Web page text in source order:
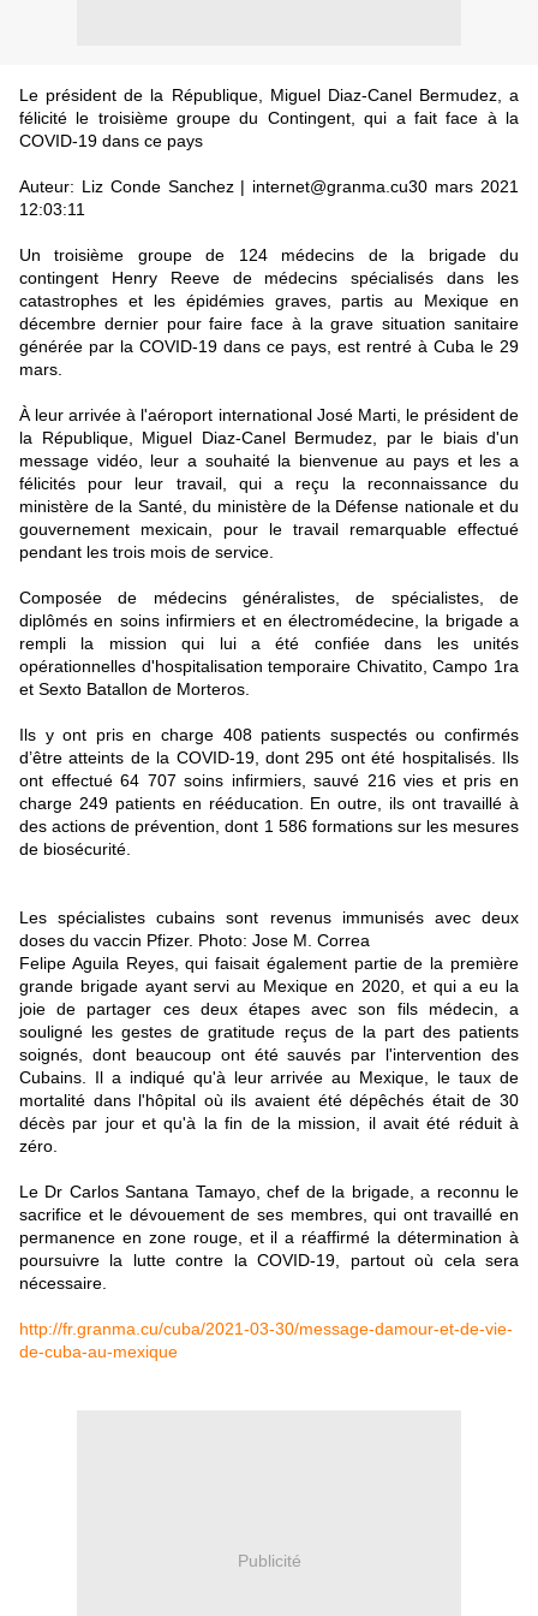
Le président de la République, Miguel Diaz-Canel Bermudez, a
félicité le troisième groupe du Contingent, qui a fait face à la
COVID-19 dans ce pays
Auteur: Liz Conde Sanchez | internet@granma.cu30 mars 2021
12:03:11
Un troisième groupe de 124 médecins de la brigade du
contingent Henry Reeve de médecins spécialisés dans les
catastrophes et les épidémies graves, partis au Mexique en
décembre dernier pour faire face à la grave situation sanitaire
générée par la COVID-19 dans ce pays, est rentré à Cuba le 29
mars.
À leur arrivée à l'aéroport international José Marti, le président de
la République, Miguel Diaz-Canel Bermudez, par le biais d'un
message vidéo, leur a souhaité la bienvenue au pays et les a
félicités pour leur travail, qui a reçu la reconnaissance du
ministère de la Santé, du ministère de la Défense nationale et du
gouvernement mexicain, pour le travail remarquable effectué
pendant les trois mois de service.
Composée de médecins généralistes, de spécialistes, de
diplômés en soins infirmiers et en électromédecine, la brigade a
rempli la mission qui lui a été confiée dans les unités
opérationnelles d'hospitalisation temporaire Chivatito, Campo 1ra
et Sexto Batallon de Morteros.
Ils y ont pris en charge 408 patients suspectés ou confirmés
d’être atteints de la COVID-19, dont 295 ont été hospitalisés. Ils
ont effectué 64 707 soins infirmiers, sauvé 216 vies et pris en
charge 249 patients en rééducation. En outre, ils ont travaillé à
des actions de prévention, dont 1 586 formations sur les mesures
de biosécurité.
Les spécialistes cubains sont revenus immunisés avec deux
doses du vaccin Pfizer. Photo: Jose M. Correa
Felipe Aguila Reyes, qui faisait également partie de la première
grande brigade ayant servi au Mexique en 2020, et qui a eu la
joie de partager ces deux étapes avec son fils médecin, a
souligné les gestes de gratitude reçus de la part des patients
soignés, dont beaucoup ont été sauvés par l'intervention des
Cubains. Il a indiqué qu'à leur arrivée au Mexique, le taux de
mortalité dans l'hôpital où ils avaient été dépêchés était de 30
décès par jour et qu'à la fin de la mission, il avait été réduit à
zéro.
Le Dr Carlos Santana Tamayo, chef de la brigade, a reconnu le
sacrifice et le dévouement de ses membres, qui ont travaillé en
permanence en zone rouge, et il a réaffirmé la détermination à
poursuivre la lutte contre la COVID-19, partout où cela sera
nécessaire.
http://fr.granma.cu/cuba/2021-03-30/message-damour-et-de-vie-
de-cuba-au-mexique
Publicité